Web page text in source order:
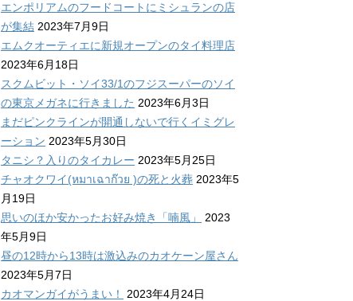
エンポリアムのフードコートにミシュランの店
が集結 2023年7月9日
エムクオーティエに新規オープンのタイ料理店
2023年6月18日
スクムビット・ソイ33/1のフジスーパーのソイ
の東京メガネに行きました 2023年6月3日
まだピンクラインが開通しないで行くイミグレ
ーション 2023年5月30日
タニシ？入りのタイカレー 2023年5月25日
チャオクワイ(หมาเฉาก๊วย )の死と火葬 2023年5
月19日
思いのほか安かったお好み焼き「喃風」
2023
年5月9日
昼の12時から13時は激込みのカオケーン屋さん
2023年5月7日
カオマンガイがうまい！
2023年4月24日